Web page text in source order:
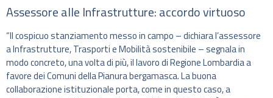
Assessore alle Infrastrutture: accordo virtuoso
“Il cospicuo stanziamento messo in campo – dichiara l’assessore
a Infrastrutture, Trasporti e Mobilità sostenibile – segnala in
modo concreto, una volta di più, il lavoro di Regione Lombardia a
favore dei Comuni della Pianura bergamasca. La buona
collaborazione istituzionale porta, come in questo caso, a